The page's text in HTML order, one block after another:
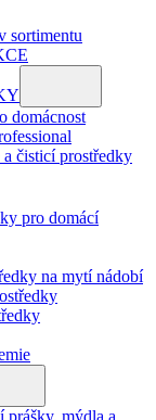
domácnost
čisticí prostředky
na mytí nádobí
prášky, mýdla a